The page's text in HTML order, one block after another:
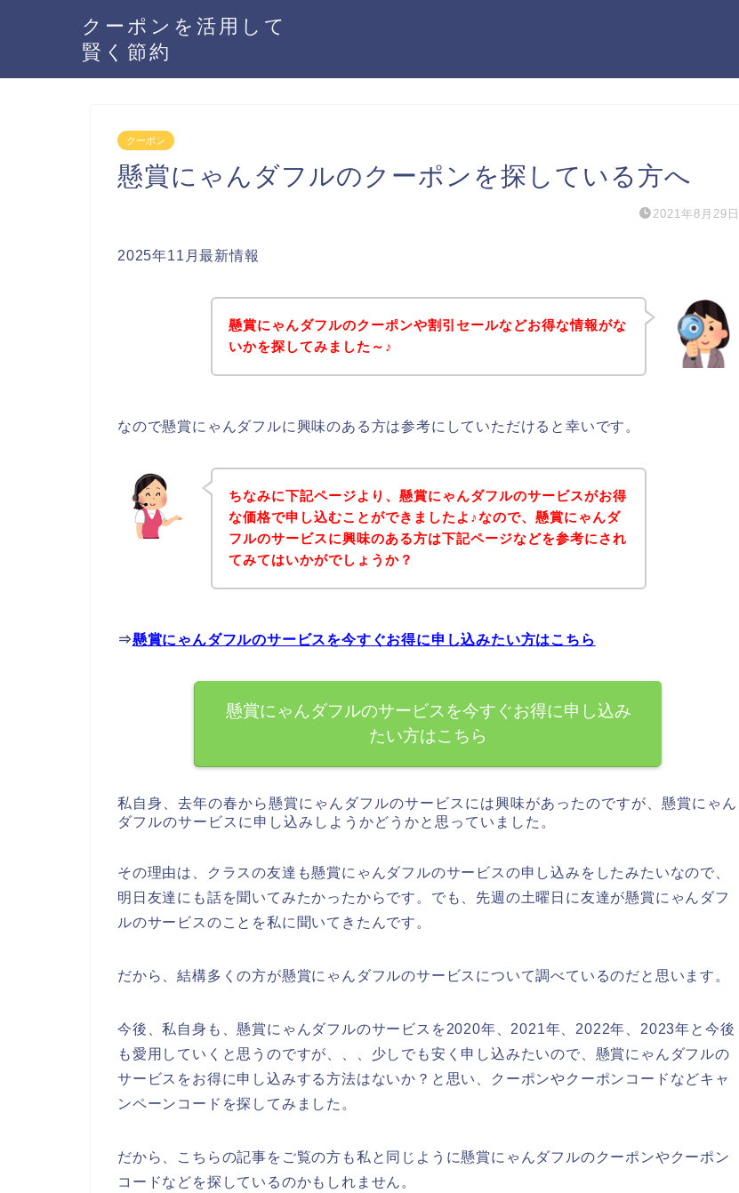
クーポンを活用して
賢く節約
クーポン
懸賞にゃんダフルのクーポンを探している方へ
2021年8月29日
2025年11月最新情報
懸賞にゃんダフルのクーポンや割引セールなどお得な情報がな
いかを探してみました～♪
なので懸賞にゃんダフルに興味のある方は参考にしていただけると幸いです。
ちなみに下記ページより、懸賞にゃんダフルのサービスがお得
な価格で申し込むことができましたよ♪なので、懸賞にゃんダ
フルのサービスに興味のある方は下記ページなどを参考にされ
てみてはいかがでしょうか？
⇒懸賞にゃんダフルのサービスを今すぐお得に申し込みたい方はこちら
懸賞にゃんダフルのサービスを今すぐお得に申し込み
たい方はこちら
私自身、去年の春から懸賞にゃんダフルのサービスには興味があったのですが、懸賞にゃん
ダフルのサービスに申し込みしようかどうかと思っていました。
その理由は、クラスの友達も懸賞にゃんダフルのサービスの申し込みをしたみたいなので、
明日友達にも話を聞いてみたかったからです。でも、先週の土曜日に友達が懸賞にゃんダフ
ルのサービスのことを私に聞いてきたんです。
だから、結構多くの方が懸賞にゃんダフルのサービスについて調べているのだと思います。
今後、私自身も、懸賞にゃんダフルのサービスを2020年、2021年、2022年、2023年と今後
も愛用していくと思うのですが、、、少しでも安く申し込みたいので、懸賞にゃんダフルの
サービスをお得に申し込みする方法はないか？と思い、クーポンやクーポンコードなどキャ
ンペーンコードを探してみました。
だから、こちらの記事をご覧の方も私と同じように懸賞にゃんダフルのクーポンやクーポン
コードなどを探しているのかもしれません。